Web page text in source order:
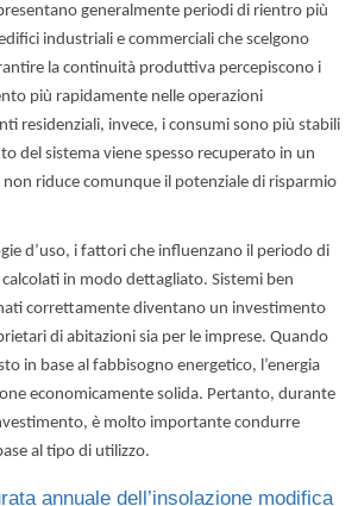
generalmente periodi di rientro più
industriali e commerciali che scelgono
la continuità produttiva percepiscono i
più rapidamente nelle operazioni
residenziali, invece, i consumi sono più stabili
del sistema viene spesso recuperato in un
riduce comunque il potenziale di risparmio
d’uso, i fattori che influenzano il periodo di
in modo dettagliato. Sistemi ben
correttamente diventano un investimento
di abitazioni sia per le imprese. Quando
in base al fabbisogno energetico, l’energia
economicamente solida. Pertanto, durante
è molto importante condurre
al tipo di utilizzo.
annuale dell’insolazione modifica